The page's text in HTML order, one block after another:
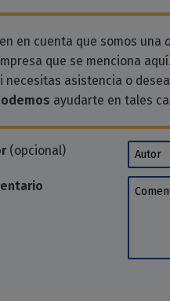
en cuenta que somos una
que se menciona aquí.
necesitas asistencia o
ayudarte en tales
(opcional) Autor